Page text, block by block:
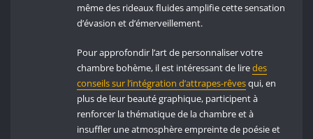
même des rideaux fluides amplifie cette sensation
d’évasion et d’émerveillement.
Pour approfondir l’art de personnaliser votre
chambre bohème, il est intéressant de liredes
conseils sur l’intégration d’attrapes-rêvesqui, en
plus de leur beauté graphique, participent à
renforcer la thématique de la chambre et à
insuffler une atmosphère empreinte de poésie et